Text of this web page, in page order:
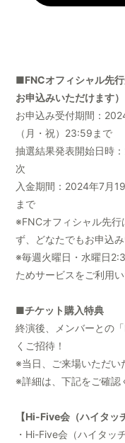
■FNCオフィシャル先
お申込みいただけます）
お申込み受付期間：
（月・祝）23:59まで
抽選結果発表開始日時
次
入金期間：2024年7月
まで
※FNCオフィシャル先行
ず、どなたでもお申込み
※毎週火曜日・水曜日
ためサービスをご利用い
■チケット購入特典
終演後、メンバーとの
くご招待！
※当日、ご来場いただい
※詳細は、下記をご確認
【Hi-Five会（ハイタッ
・Hi-Five会（ハイタッ